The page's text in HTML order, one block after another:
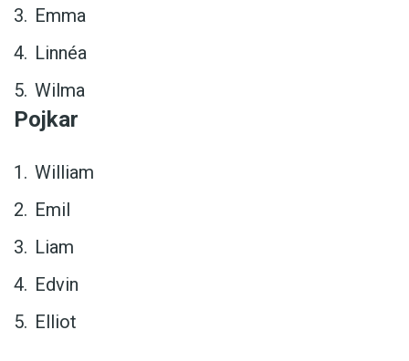
Emma
Linnéa
Wilma
Pojkar
William
Emil
Liam
Edvin
Elliot